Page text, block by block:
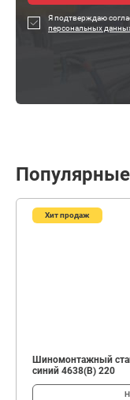
Я подтверждаю
персональных
Хит продаж
Шиномонтажный
синий 4638(B) 220